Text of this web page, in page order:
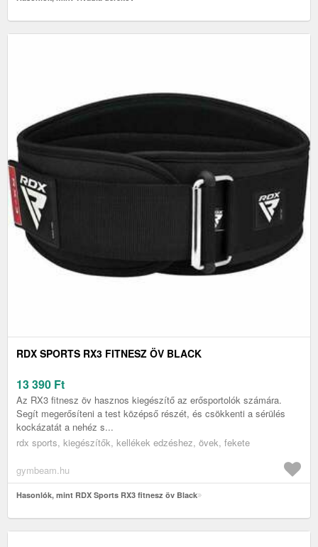
RDX SPORTS RX3 FITNESZ ÖV BLACK
13 390 Ft
Az RX3 fitnesz öv hasznos kiegészítő az erősportolók számára.
Segít megerősíteni a test középső részét, és csökkenti a sérülés
kockázatát a nehéz s...
rdx sports, kiegészítők, kellékek edzéshez, övek, fekete
gymbeam.hu
Hasonlók, mint RDX Sports RX3 fitnesz öv Black